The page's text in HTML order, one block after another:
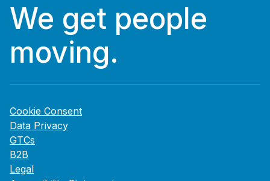
We get people
moving.
Cookie Consent
Data Privacy
GTCs
B2B
Legal